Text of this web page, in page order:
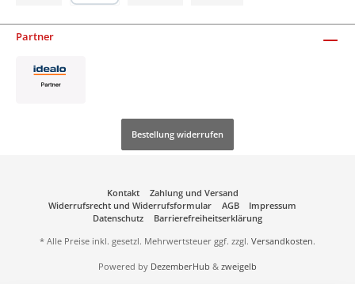
Partner
Bestellung widerrufen
Kontakt
Zahlung und Versand
Widerrufsrecht und Widerrufsformular
AGB
Impressum
Datenschutz
Barrierefreiheitserklärung
* Alle Preise inkl. gesetzl. Mehrwertsteuer ggf. zzgl. Versandkosten.
Powered by DezemberHub & zweigelb